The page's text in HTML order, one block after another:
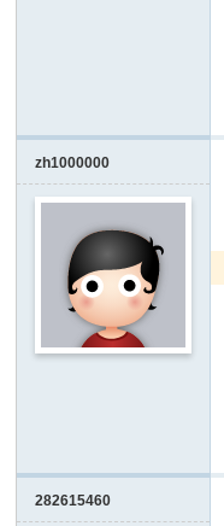
zh1000000
282615460